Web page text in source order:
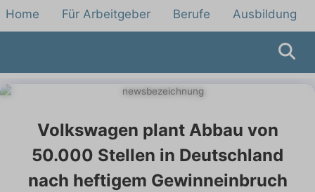
Home Für Arbeitgeber Berufe Ausbildung
Volkswagen plant Abbau von
50.000 Stellen in Deutschland
nach heftigem Gewinneinbruch